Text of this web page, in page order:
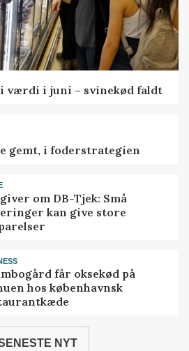
i værdi i juni – svinekød faldt
gemt, i foderstrategien
om DB-Tjek: Små
kan give store
får oksekød på
hos københavnsk
NYT